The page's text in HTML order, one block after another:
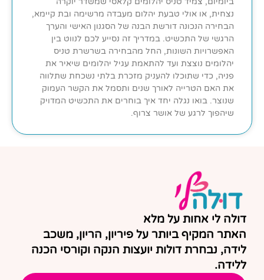
נצחית, או אולי טבעת יהלום מעבדה מרשימה ובת קיימא,
הבחירה הנכונה דורשת הבנה של הסגנון האישי והערך
הרגשי של התכשיט. במדריך זה נסייע לכם לנווט בין
האפשרויות השונות, החל מהבחירה בשרשרת טניס
יהלומים נוצצת ועד להתאמת עגיל יהלומים שיאיר את
פניה, כדי שתוכלו להעניק מזכרת בלתי נשכחת שתלווה
את האם הטרייה לאורך שנים ותסמל את הקשר העמוק
שנוצר. בואו נגלה יחד איך בוחרים את התכשיט המדויק
שיהפוך לרגע של אושר צרוף.
דולה לי אחות על מלא
האתר המקיף ביותר על פיריון, הריון, משכב
לידה, נבחרת דולות יועצות הנקה וקורסי הכנה
ללידה.